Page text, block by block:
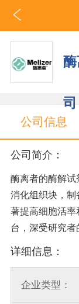
司
公司信息
公司简介：
酶离者的酶解
消化组织块，制
著提高细胞活
台，深受研究者
详细信息：
企业类型：